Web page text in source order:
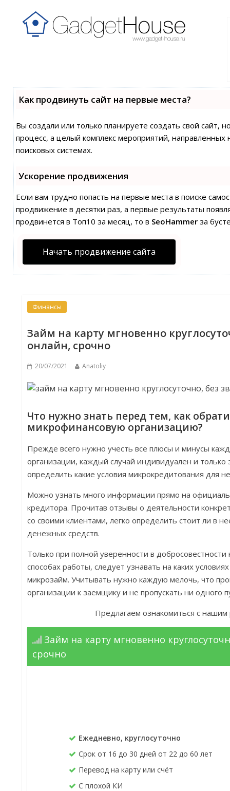
Как продвинуть сайт на первые места?
Вы создали или только планируете создать свой сайт,
процесс, а целый комплекс мероприятий,
поисковых системах.
Ускорение продвижения
Если вам трудно попасть на первые места в поиске
продвижение в десятки раз, а первые результаты
продвинется в Топ10 за месяц, то в SeoHammerза
Начать продвижение сайта
Финансы
Займ на карту мгновенно
онлайн, срочно
20/07/2021 Anatoliy
Что нужно знать перед тем, как
микрофинансовую организацию?
Прежде всего нужно учесть все плюсы и минусы
организации, каждый случай индивидуален и
определить какие условия микрокредитования для
Можно узнать много информации прямо на
кредитора. Прочитав отзывы о деятельности
со своими клиентами, легко определить стоит ли в
денежных средств.
Только при полной уверенности в
способах работы, следует узнавать на каких
микрозайм. Учитывать нужно каждую мелочь, что
организации к заемщику и не пропускать ни одного
Предлагаем ознакомиться с нашим
Займ на карту мгновенно
срочно
Ежедневно, круглосуточно
Срок от 16 до 30 дней от 22 до 60 лет
Перевод на карту или счёт
С плохой КИ